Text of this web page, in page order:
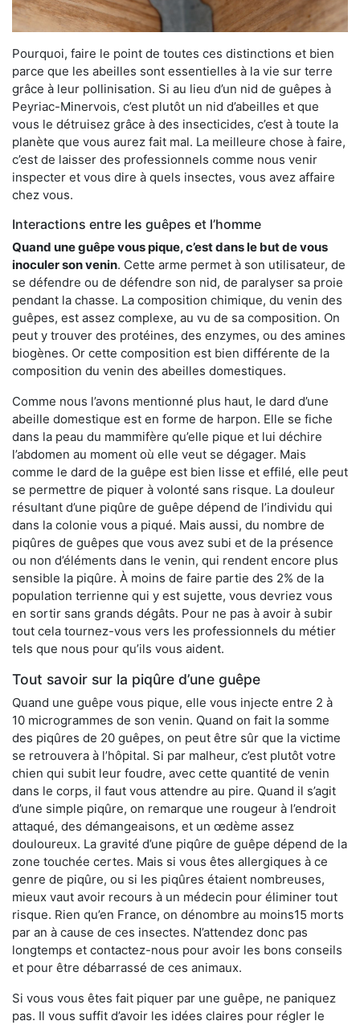
Pourquoi, faire le point de toutes ces distinctions et bien
parce que les abeilles sont essentielles à la vie sur terre
grâce à leur pollinisation. Si au lieu d’un nid de guêpes à
Peyriac-Minervois, c’est plutôt un nid d’abeilles et que
vous le détruisez grâce à des insecticides, c’est à toute la
planète que vous aurez fait mal. La meilleure chose à faire,
c’est de laisser des professionnels comme nous venir
inspecter et vous dire à quels insectes, vous avez affaire
chez vous.
Interactions entre les guêpes et l’homme
Quand une guêpe vous pique, c’est dans le but de vous
inoculer son venin. Cette arme permet à son utilisateur, de
se défendre ou de défendre son nid, de paralyser sa proie
pendant la chasse. La composition chimique, du venin des
guêpes, est assez complexe, au vu de sa composition. On
peut y trouver des protéines, des enzymes, ou des amines
biogènes. Or cette composition est bien différente de la
composition du venin des abeilles domestiques.
Comme nous l’avons mentionné plus haut, le dard d’une
abeille domestique est en forme de harpon. Elle se fiche
dans la peau du mammifère qu’elle pique et lui déchire
l’abdomen au moment où elle veut se dégager. Mais
comme le dard de la guêpe est bien lisse et effilé, elle peut
se permettre de piquer à volonté sans risque. La douleur
résultant d’une piqûre de guêpe dépend de l’individu qui
dans la colonie vous a piqué. Mais aussi, du nombre de
piqûres de guêpes que vous avez subi et de la présence
ou non d’éléments dans le venin, qui rendent encore plus
sensible la piqûre. À moins de faire partie des 2% de la
population terrienne qui y est sujette, vous devriez vous
en sortir sans grands dégâts. Pour ne pas à avoir à subir
tout cela tournez-vous vers les professionnels du métier
tels que nous pour qu’ils vous aident.
Tout savoir sur la piqûre d’une guêpe
Quand une guêpe vous pique, elle vous injecte entre 2 à
10 microgrammes de son venin. Quand on fait la somme
des piqûres de 20 guêpes, on peut être sûr que la victime
se retrouvera à l’hôpital. Si par malheur, c’est plutôt votre
chien qui subit leur foudre, avec cette quantité de venin
dans le corps, il faut vous attendre au pire. Quand il s’agit
d’une simple piqûre, on remarque une rougeur à l’endroit
attaqué, des démangeaisons, et un œdème assez
douloureux. La gravité d’une piqûre de guêpe dépend de la
zone touchée certes. Mais si vous êtes allergiques à ce
genre de piqûre, ou si les piqûres étaient nombreuses,
mieux vaut avoir recours à un médecin pour éliminer tout
risque. Rien qu’en France, on dénombre au moins15 morts
par an à cause de ces insectes. N’attendez donc pas
longtemps et contactez-nous pour avoir les bons conseils
et pour être débarrassé de ces animaux.
Si vous vous êtes fait piquer par une guêpe, ne paniquez
pas. Il vous suffit d’avoir les idées claires pour régler le